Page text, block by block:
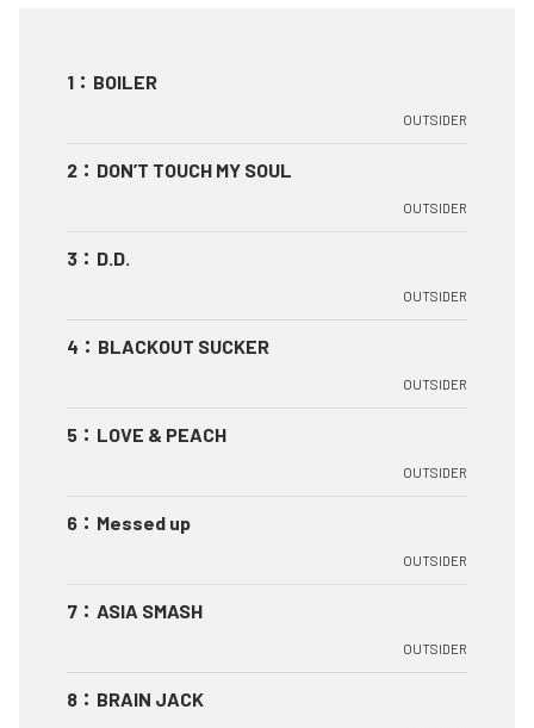
1 ： BOILER
OUTSIDER
2 ： DON’T TOUCH MY SOUL
OUTSIDER
3 ： D.D.
OUTSIDER
4 ： BLACKOUT SUCKER
OUTSIDER
5 ： LOVE & PEACH
OUTSIDER
6 ： Messed up
OUTSIDER
7 ： ASIA SMASH
OUTSIDER
8 ： BRAIN JACK